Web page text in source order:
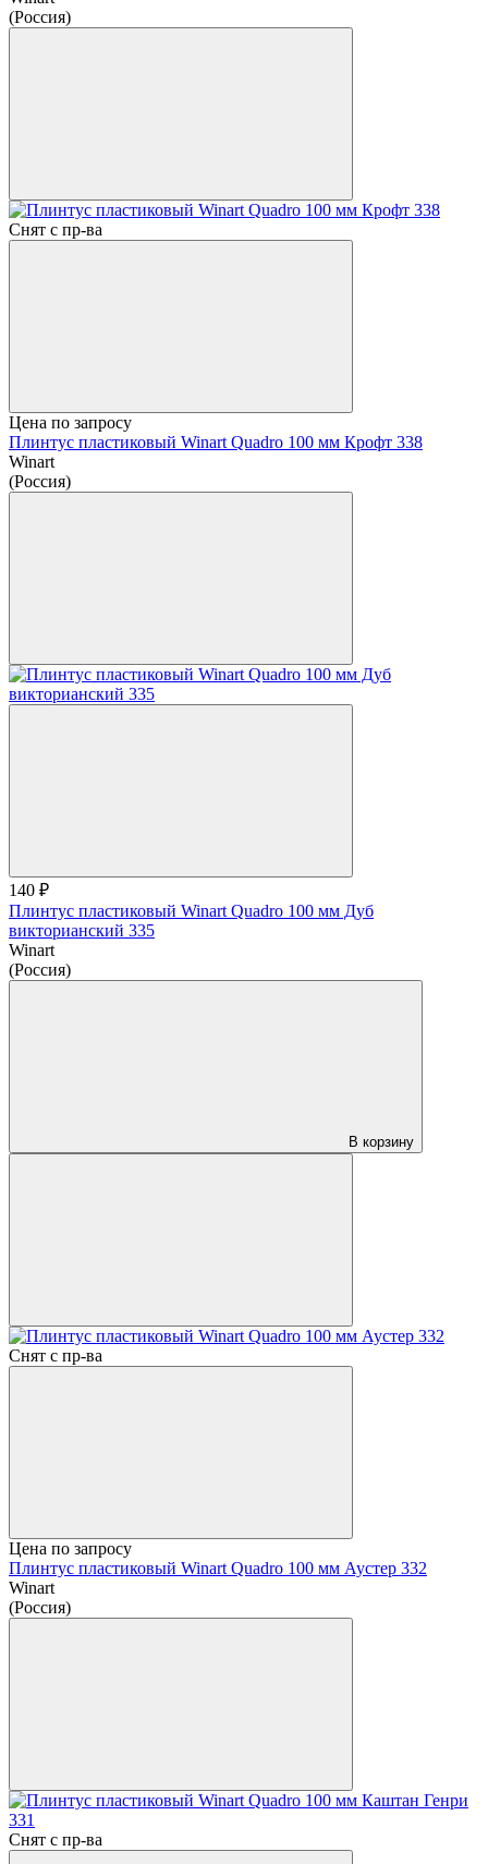
(Россия)
Снят с пр-ва
Цена по запросу
Плинтус пластиковый Winart Quadro 100 мм Крофт 338
Winart
(Россия)
140 ₽
Плинтус пластиковый Winart Quadro 100 мм Дуб
викторианский 335
Winart
(Россия)
В корзину
Снят с пр-ва
Цена по запросу
Плинтус пластиковый Winart Quadro 100 мм Аустер 332
Winart
(Россия)
Снят с пр-ва